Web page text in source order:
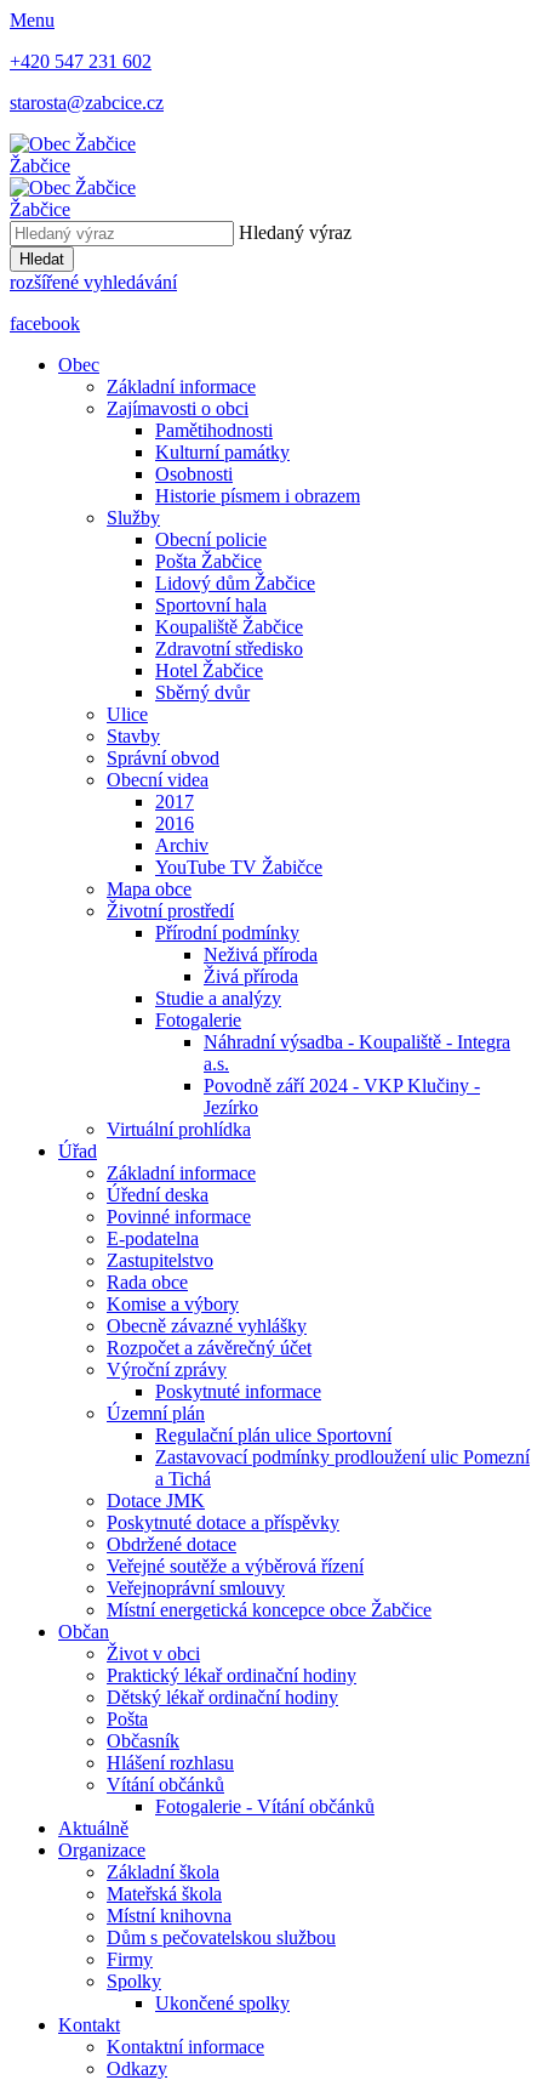
Menu
+420 547 231 602
starosta@zabcice.cz
Žabčice
Žabčice
Hledaný výraz
Hledat
rozšířené vyhledávání
facebook
Obec
Základní informace
Zajímavosti o obci
Pamětihodnosti
Kulturní památky
Osobnosti
Historie písmem i obrazem
Služby
Obecní policie
Pošta Žabčice
Lidový dům Žabčice
Sportovní hala
Koupaliště Žabčice
Zdravotní středisko
Hotel Žabčice
Sběrný dvůr
Ulice
Stavby
Správní obvod
Obecní videa
2017
2016
Archiv
YouTube TV Žabičce
Mapa obce
Životní prostředí
Přírodní podmínky
Neživá příroda
Živá příroda
Studie a analýzy
Fotogalerie
Náhradní výsadba - Koupaliště - Integra
a.s.
Povodně září 2024 - VKP Klučiny -
Jezírko
Virtuální prohlídka
Úřad
Základní informace
Úřední deska
Povinné informace
E-podatelna
Zastupitelstvo
Rada obce
Komise a výbory
Obecně závazné vyhlášky
Rozpočet a závěrečný účet
Výroční zprávy
Poskytnuté informace
Územní plán
Regulační plán ulice Sportovní
Zastavovací podmínky prodloužení ulic Pomezní
a Tichá
Dotace JMK
Poskytnuté dotace a příspěvky
Obdržené dotace
Veřejné soutěže a výběrová řízení
Veřejnoprávní smlouvy
Místní energetická koncepce obce Žabčice
Občan
Život v obci
Praktický lékař ordinační hodiny
Dětský lékař ordinační hodiny
Pošta
Občasník
Hlášení rozhlasu
Vítání občánků
Fotogalerie - Vítání občánků
Aktuálně
Organizace
Základní škola
Mateřská škola
Místní knihovna
Dům s pečovatelskou službou
Firmy
Spolky
Ukončené spolky
Kontakt
Kontaktní informace
Odkazy